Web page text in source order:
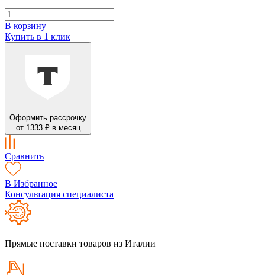
В корзину
Купить в 1 клик
Оформить рассрочку
от 1333 ₽ в месяц
Сравнить
В Избранное
Консультация специалиста
Прямые поставки товаров из Италии